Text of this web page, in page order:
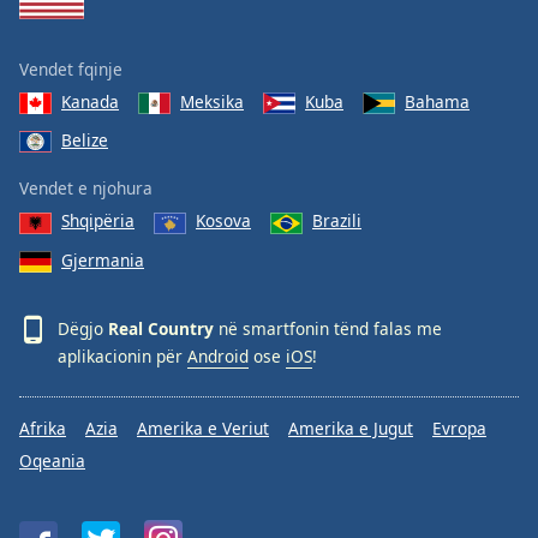
Vendet fqinje
Kanada
Meksika Kuba
Bahama
Belize
Vendet e njohura
Shqipëria
Kosova
Brazili
Gjermania
Dëgjo Real Country në smartfonin tënd falas me
aplikacionin për Android ose iOS!
Afrika Azia Amerika e Veriut Amerika e Jugut
Evropa
Oqeania